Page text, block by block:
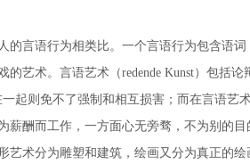
语行为相类比。一个言语行为包含语
艺术。言语艺术（redende Kunst）包括
起则免不了强制和相互损害；而在言语
酬而工作，一方面心无旁骛，不为别的
术分为雕塑和建筑，绘画又分为真正的